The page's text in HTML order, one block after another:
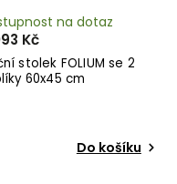
stolek FOLIUM se 2
60x45 cm
na dotaz
Kč
Do košíku